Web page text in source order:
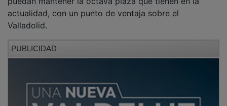
actualidad, con un punto de ventaja sobre el
Valladolid.